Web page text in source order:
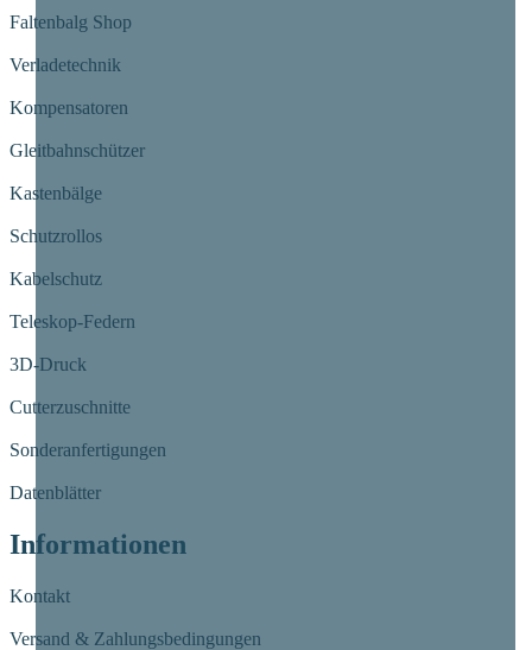
Faltenbalg Shop
Verladetechnik
Kompensatoren
Gleitbahnschützer
Kastenbälge
Schutzrollos
Kabelschutz
Teleskop-Federn
3D-Druck
Cutterzuschnitte
Sonderanfertigungen
Datenblätter
Informationen
Kontakt
Versand & Zahlungsbedingungen